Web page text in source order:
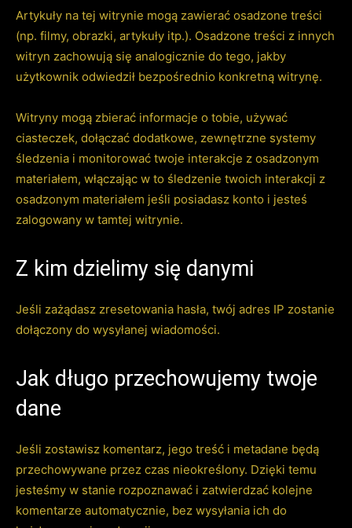
Artykuły na tej witrynie mogą zawierać osadzone treści
(np. filmy, obrazki, artykuły itp.). Osadzone treści z innych
witryn zachowują się analogicznie do tego, jakby
użytkownik odwiedził bezpośrednio konkretną witrynę.
Witryny mogą zbierać informacje o tobie, używać
ciasteczek, dołączać dodatkowe, zewnętrzne systemy
śledzenia i monitorować twoje interakcje z osadzonym
materiałem, włączając w to śledzenie twoich interakcji z
osadzonym materiałem jeśli posiadasz konto i jesteś
zalogowany w tamtej witrynie.
Z kim dzielimy się danymi
Jeśli zażądasz zresetowania hasła, twój adres IP zostanie
dołączony do wysyłanej wiadomości.
Jak długo przechowujemy twoje
dane
Jeśli zostawisz komentarz, jego treść i metadane będą
przechowywane przez czas nieokreślony. Dzięki temu
jesteśmy w stanie rozpoznawać i zatwierdzać kolejne
komentarze automatycznie, bez wysyłania ich do